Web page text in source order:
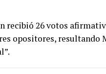
recibió 26 votos
opositores, resultando